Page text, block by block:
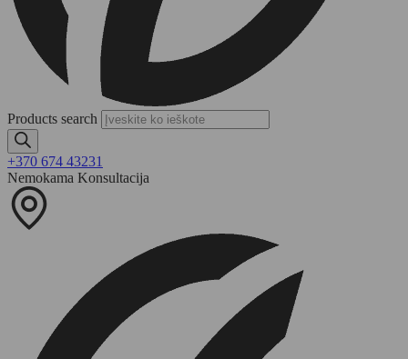
Products search
+370 674 43231
Nemokama Konsultacija